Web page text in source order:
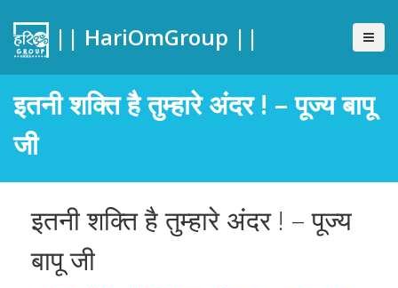
|| HariOmGroup ||
इतनी शक्ति है तुम्हारे अंदर ! – पूज्य बापू
जी
इतनी शक्ति है तुम्हारे अंदर ! – पूज्य
बापू जी